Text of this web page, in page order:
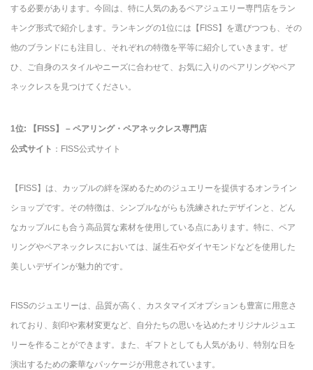
する必要があります。今回は、特に人気のあるペアジュエリー専門店をラン
キング形式で紹介します。ランキングの1位には【FISS】を選びつつも、その
他のブランドにも注目し、それぞれの特徴を平等に紹介していきます。ぜ
ひ、ご自身のスタイルやニーズに合わせて、お気に入りのペアリングやペア
ネックレスを見つけてください。
1位: 【FISS】 – ペアリング・ペアネックレス専門店
公式サイト ：FISS公式サイト
【FISS】は、カップルの絆を深めるためのジュエリーを提供するオンライン
ショップです。その特徴は、シンプルながらも洗練されたデザインと、どん
なカップルにも合う高品質な素材を使用している点にあります。特に、ペア
リングやペアネックレスにおいては、誕生石やダイヤモンドなどを使用した
美しいデザインが魅力的です。
FISSのジュエリーは、品質が高く、カスタマイズオプションも豊富に用意さ
れており、刻印や素材変更など、自分たちの思いを込めたオリジナルジュエ
リーを作ることができます。また、ギフトとしても人気があり、特別な日を
演出するための豪華なパッケージが用意されています。